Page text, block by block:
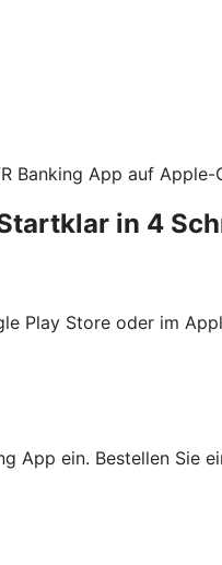
Banking App auf Apple-
in 4
Play Store oder im
App ein. Bestellen